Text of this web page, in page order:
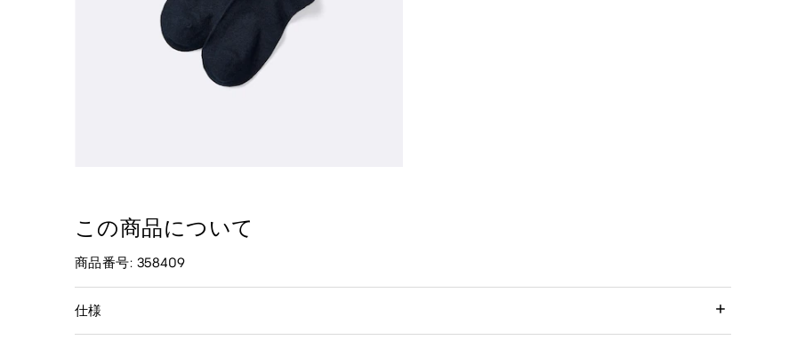
この商品について
商品番号: 358409
仕様